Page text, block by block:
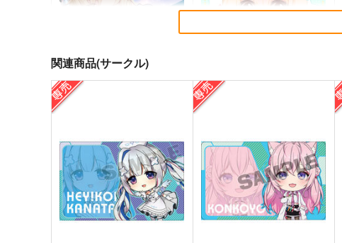
マイ・ディア・ヒロイン
杜々屋
セール中 専売 733 円（税込）
原神 蛍
ふるーつばすけっと！
LAND ARK
専売 605円（税込）
原神 クレー プルーネ
関連商品(サークル)